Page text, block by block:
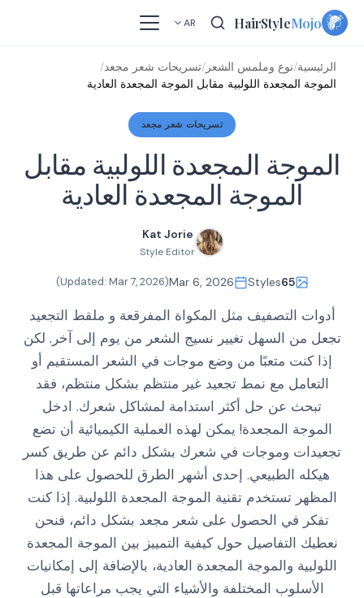
Skip
HairStyleMojo
AR
الرئيسية/نوع وملمس الشعر /تسريحات شعر مجعد/
الموجة المجعدة اللولبية مقابل الموجة المجعدة العادية
تسريحات شعر مجعد
الموجة المجعدة اللولبية مقابل
الموجة المجعدة العادية
Kat Jorie
Style Editor
65
Styles
Mar 6, 2026
(Updated:
Mar 7, 2026
)
أدوات التصفيف مثل المكواة المفرقعة و ملقط التجعيد
تجعل من السهل تغيير نسيج الشعر من يوم إلى آخر. لكن
إذا كنت متعبًا من وضع موجات في الشعر المستقيم أو
التعامل مع نمط تجعيد غير منتظم بشكل منتظم، فقد
تبحث عن حل أكثر استدامة لمشاكل شعرك. ادخل
الموجة المجعدة! يمكن لهذه العملية الكيميائية أن تضع
تجعيدات وموجات في شعرك بشكل دائم عن طريق كسر
هيكله الطبيعي. إحدى أشهر الطرق للحصول على هذا
المظهر تستخدم تقنية الموجة المجعدة اللولبية. إذا كنت
تفكر في الحصول على شعر مجعد بشكل دائم، فنحن
نعطيك التفاصيل حول كيفية التمييز بين الموجة المجعدة
اللولبية والموجة المجعدة العادية، بالإضافة إلى إمكانيات
الأسلوب المختلفة والأشياء التي يجب مراعاتها قبل